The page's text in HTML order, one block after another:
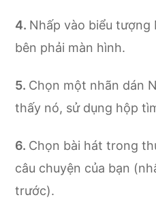
Nhấp vào biểu tượng
bên phải màn hình.
Chọn một nhãn dán
thấy nó, sử dụng hộp
Chọn bài hát trong
câu chuyện của bạn
trước).